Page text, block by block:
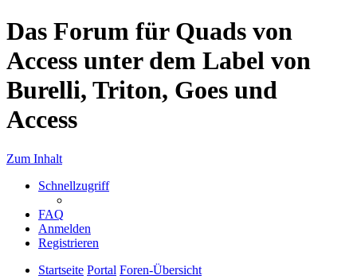
Das Forum für Quads von
Access unter dem Label von
Burelli, Triton, Goes und
Access
Zum Inhalt
Schnellzugriff
FAQ
Anmelden
Registrieren
Startseite Portal Foren-Übersicht